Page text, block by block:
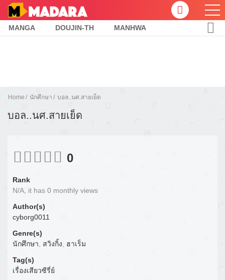
MANGA DOUJIN-TH MANHWA
Home นักศึกษา บอล..นศ.สายเย็ด
บอล..นศ.สายเย็ด
0
Rank
N/A, it has 0 monthly views
Author(s)
cyborg0011
Genre(s)
นักศึกษา, สวิงกิ้ง, ฮาเร็ม
Tag(s)
เรื่องเสียวซีรี่ย์